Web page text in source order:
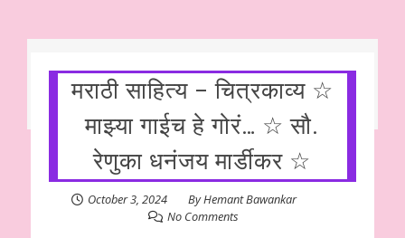
मराठी साहित्य – चित्रकाव्य ☆
माझ्या गाईच हे गोरं… ☆ सौ.
रेणुका धनंजय मार्डीकर ☆
October 3, 2024 ByHemant Bawankar
No Comments